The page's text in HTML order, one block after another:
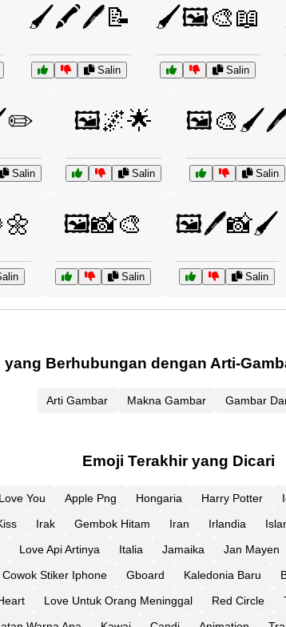
🖌️🖍️🖊️📝
Salin
🖌️🖼️🎨📖
Salin
Salin
🖼️🌌🌟
Salin Salin
🖼️📸🎨
Salin
🖼️🖊️📸🖌️
Salin
yang Berhubungan dengan Arti-
Arti Gambar Makna Gambar Gambar
Emoji Terakhir yang Dicari
You Apple Png Hongaria Harry Potter
Irak Gembok Hitam Iran Irlandia
Love Api Artinya Italia Jamaika Jan Mayen
Cowok Stiker Iphone Gboard Kaledonia Baru
Love Untuk Orang Meninggal Red Circle